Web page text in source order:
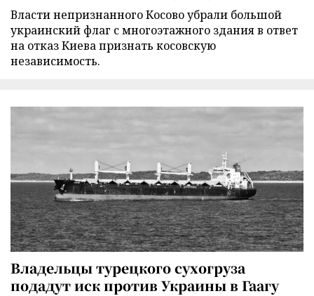
Власти непризнанного Косово убрали большой
украинский флаг с многоэтажного здания в ответ
на отказ Киева признать косовскую
независимость.
Владельцы турецкого сухогруза
подадут иск против Украины в Гаагу